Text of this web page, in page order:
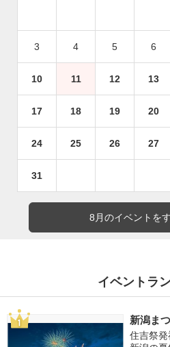
3 4 5 6
10 11 12 13
17 18 19 20
24 25 26 27
31
8月のイベントを
イベントラ
新潟ま
住吉祭